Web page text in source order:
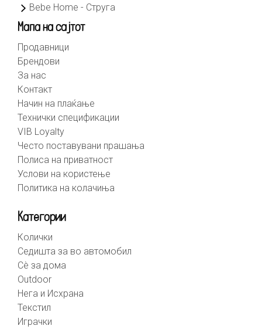
Bebe Home - Струга
Мапа на сајтот
Продавници
Брендови
За нас
Контакт
Начин на плаќање
Технички спецификации
VIB Loyalty
Често поставувани прашања
Полиса на приватност
Услови на користење
Политика на колачиња
Категории
Колички
Седишта за во автомобил
Сè за дома
Outdoor
Нега и Исхрана
Текстил
Играчки